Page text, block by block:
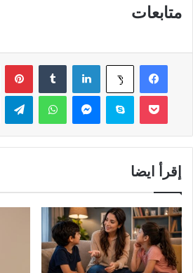
متابعات
فيسبوك ‫X لينكدإن
سكايب واتساب
إقرأ ايضا